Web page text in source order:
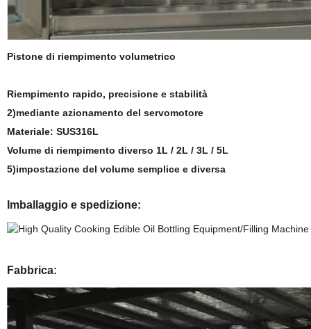
Pistone di riempimento volumetrico
Riempimento rapido, precisione e stabilità
2)mediante azionamento del servomotore
Materiale: SUS316L
Volume di riempimento diverso 1L / 2L / 3L / 5L
5)impostazione del volume semplice e diversa
Imballaggio e spedizione:
Fabbrica: